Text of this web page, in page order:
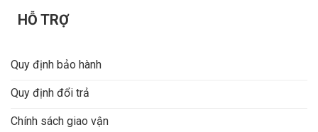
HỖ TRỢ
Quy định bảo hành
Quy định đổi trả
Chính sách giao vận